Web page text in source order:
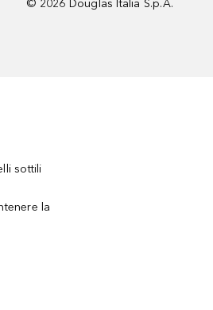
© 2026 Douglas Italia S.p.A.
sottili
la